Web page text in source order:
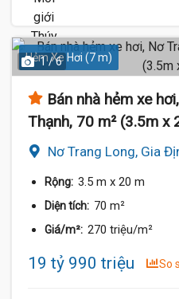
Hẻm Xe Hơi (7 m)
1 / 6
Bán nhà hẻm xe
Thạnh, 70 m² (3.5m x
Nơ Trang Long, Gia
Rộng: 3.5 m x 20 m
Diện tích: 70 m²
Giá/m²: 270 triệu/m²
19 tỷ 990 triệu So